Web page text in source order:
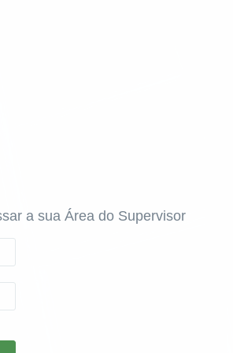
a sua Área do Supervisor